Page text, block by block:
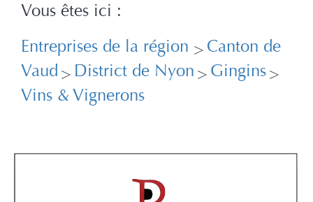
Vous êtes ici :
Entreprises de la région > Canton de
Vaud > District de Nyon > Gingins>
Vins & Vignerons